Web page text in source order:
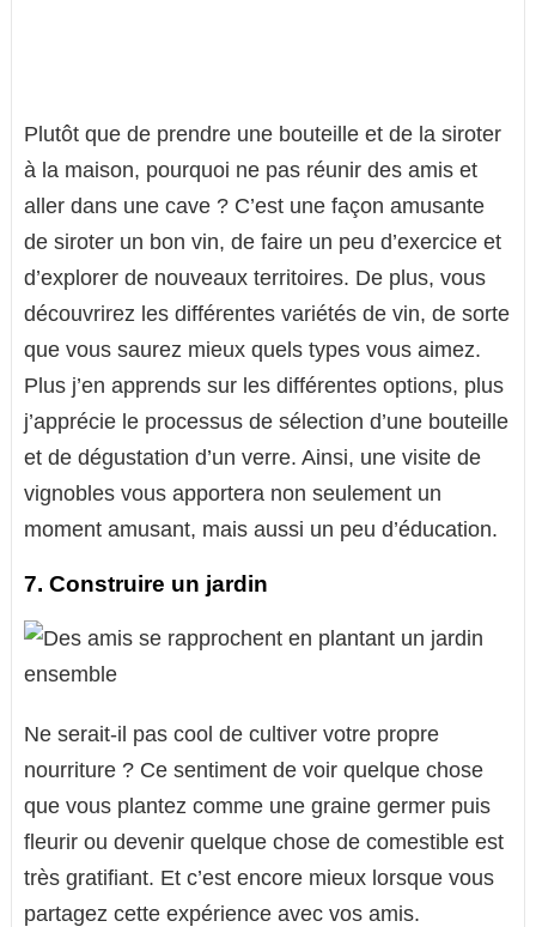
Plutôt que de prendre une bouteille et de la siroter
à la maison, pourquoi ne pas réunir des amis et
aller dans une cave ? C’est une façon amusante
de siroter un bon vin, de faire un peu d’exercice et
d’explorer de nouveaux territoires. De plus, vous
découvrirez les différentes variétés de vin, de sorte
que vous saurez mieux quels types vous aimez.
Plus j’en apprends sur les différentes options, plus
j’apprécie le processus de sélection d’une bouteille
et de dégustation d’un verre. Ainsi, une visite de
vignobles vous apportera non seulement un
moment amusant, mais aussi un peu d’éducation.
7. Construire un jardin
Ne serait-il pas cool de cultiver votre propre
nourriture ? Ce sentiment de voir quelque chose
que vous plantez comme une graine germer puis
fleurir ou devenir quelque chose de comestible est
très gratifiant. Et c’est encore mieux lorsque vous
partagez cette expérience avec vos amis.